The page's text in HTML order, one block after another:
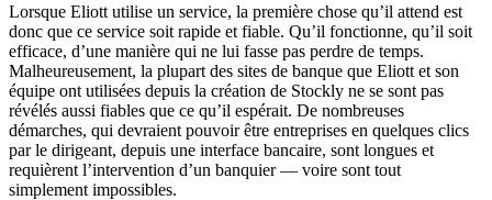
Lorsque Eliott utilise un service, la première chose qu’il attend est
donc que ce service soit rapide et fiable. Qu’il fonctionne, qu’il soit
efficace, d’une manière qui ne lui fasse pas perdre de temps.
Malheureusement, la plupart des sites de banque que Eliott et son
équipe ont utilisées depuis la création de Stockly ne se sont pas
révélés aussi fiables que ce qu’il espérait. De nombreuses
démarches, qui devraient pouvoir être entreprises en quelques clics
par le dirigeant, depuis une interface bancaire, sont longues et
requièrent l’intervention d’un banquier — voire sont tout
simplement impossibles.